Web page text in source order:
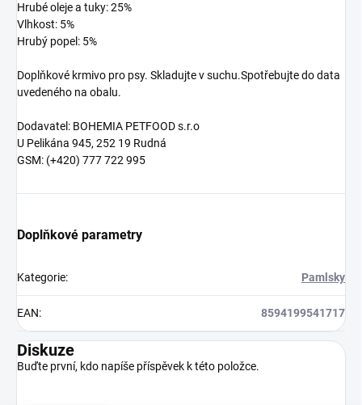
Hrubé oleje a tuky: 25%
Vlhkost: 5%
Hrubý popel: 5%
Doplňkové krmivo pro psy. Skladujte v suchu.Spotřebujte do data
uvedeného na obalu.
Dodavatel: BOHEMIA PETFOOD s.r.o
U Pelikána 945, 252 19 Rudná
GSM: (+420) 777 722 995
Doplňkové parametry
Kategorie: Pamlsky
EAN: 8594199541717
Diskuze
Buďte první, kdo napíše příspěvek k této položce.